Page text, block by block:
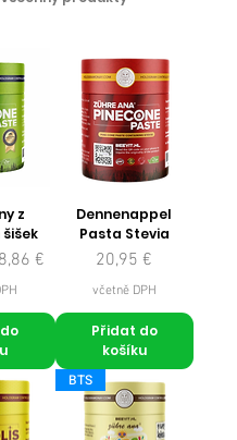
z
cena
€
Dennenappel
Pasta Stevia
Cena
20,95 €
včetně DPH
Přidat do
košíku
BTS